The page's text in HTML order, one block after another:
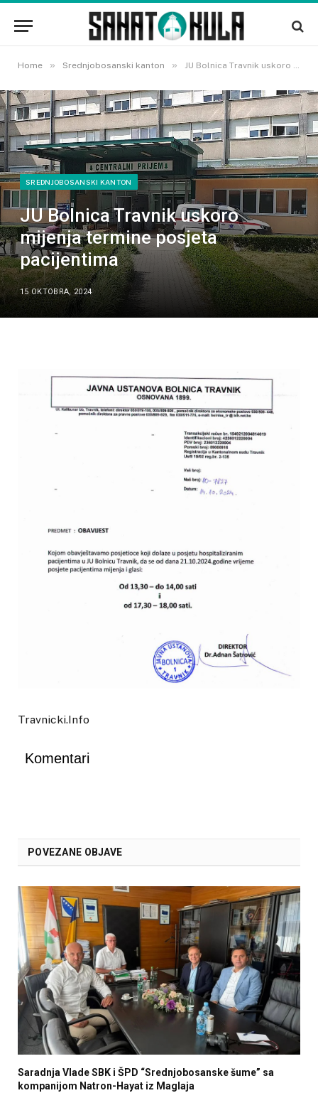
Home » Srednjobosanski kanton » JU Bolnica Travnik uskoro mijenja termine posjeta pacijentima
SREDNJOBOSANSKI KANTON
JU Bolnica Travnik uskoro
mijenja termine posjeta
pacijentima
15 OKTOBRA, 2024
Travnicki.Info
Komentari
POVEZANE OBJAVE
Saradnja Vlade SBK i ŠPD “Srednjobosanske šume” sa
kompanijom Natron-Hayat iz Maglaja